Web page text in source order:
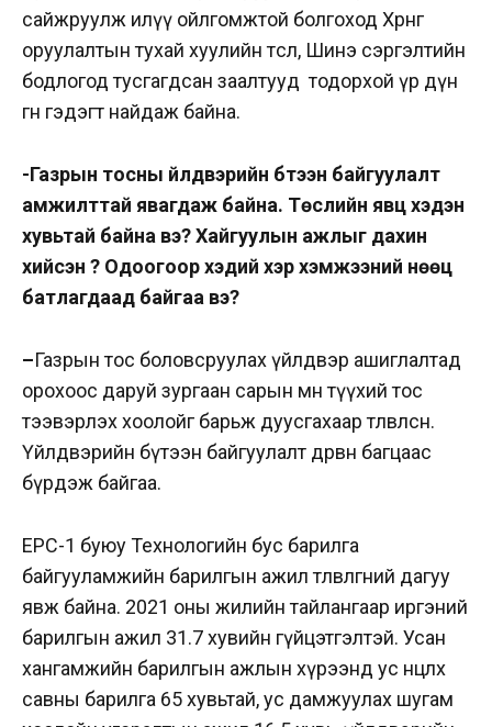
сайжруулж илүү ойлгомжтой болгоход Хөрөнгө
оруулалтын тухай хуулийн төсөл, Шинэ сэргэлтийн
бодлогод тусгагдсан заалтууд тодорхой үр дүн
өгнө гэдэгт найдаж байна.
-Газрын тосны үйлдвэрийн бүтээн байгуулалт
амжилттай явагдаж байна. Төслийн явц хэдэн
хувьтай байна вэ? Хайгуулын ажлыг дахин
хийсэн үү? Одоогоор хэдий хэр хэмжээний нөөц
батлагдаад байгаа вэ?
–Газрын тос боловсруулах үйлдвэр ашиглалтад
орохоос даруй зургаан сарын өмнө түүхий тос
тээвэрлэх хоолойг барьж дуусгахаар төлөвлөсөн.
Үйлдвэрийн бүтээн байгуулалт дөрвөн багцаас
бүрдэж байгаа.
EPC-1 буюу Технологийн бус барилга
байгууламжийн барилгын ажил төлөвлөгөөний дагуу
явж байна. 2021 оны жилийн тайлангаар иргэний
барилгын ажил 31.7 хувийн гүйцэтгэлтэй. Усан
хангамжийн барилгын ажлын хүрээнд ус нөөцлөх
савны барилга 65 хувьтай, ус дамжуулах шугам